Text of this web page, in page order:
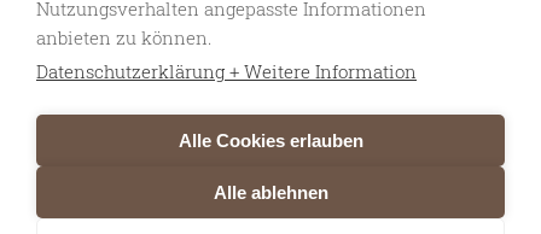
Macap Labo 70d Specialty Grinder
Nutzungsverhalten angepasste Informationen
anbieten zu können.
Datenschutzerklärung + Weitere Information
Alle Cookies erlauben
Alle ablehnen